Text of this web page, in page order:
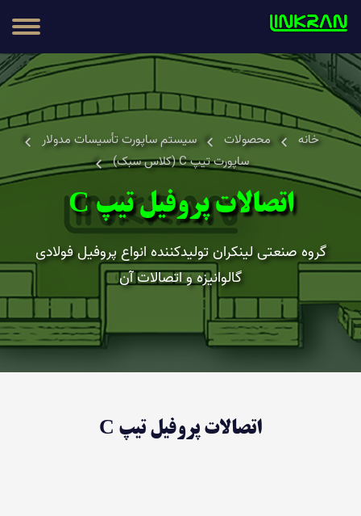
خانه محصولات
سیستم ساپورت تأسیسات مدولار
ساپورت تیپ C (کلاس سبک)
اتصالات پروفیل تیپ C
گروه صنعتی لینکران تولیدکننده انواع پروفیل فولادی
گالوانیزه و اتصالات آن
اتصالات پروفیل تیپ C
مطالب